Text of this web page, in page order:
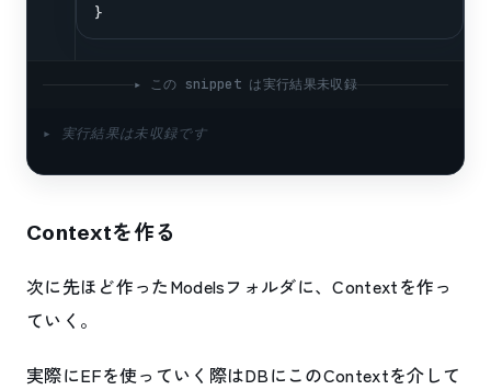
}
▸ この snippet は実行結果未収録
▸ 実行結果は未収録です
Contextを作る
次に先ほど作ったModelsフォルダに、Contextを作っ
ていく。
実際にEFを使っていく際はDBにこのContextを介して